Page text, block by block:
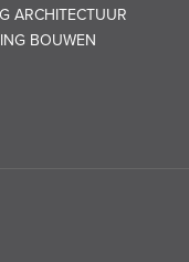
ARCHITECTUUR
BOUWEN